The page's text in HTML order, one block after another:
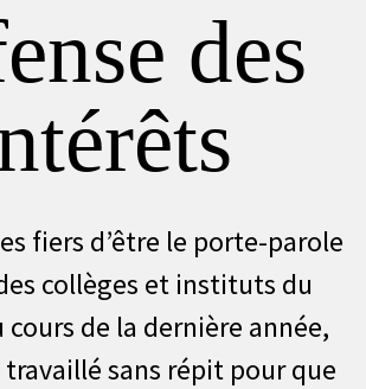
des
fiers d’être le porte-parole
collèges et instituts du
cours de la dernière année,
travaillé sans répit pour que